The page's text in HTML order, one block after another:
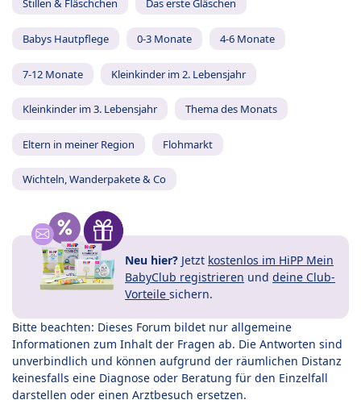
Stillen & Fläschchen Das erste Gläschen
Babys Hautpflege 0-3 Monate 4-6 Monate
7-12 Monate Kleinkinder im 2. Lebensjahr
Kleinkinder im 3. Lebensjahr Thema des Monats
Eltern in meiner Region Flohmarkt
Wichteln, Wanderpakete & Co
Neu hier? Jetzt kostenlos im HiPP Mein
BabyClub registrieren und deine Club-
Vorteile sichern.
Bitte beachten: Dieses Forum bildet nur allgemeine
Informationen zum Inhalt der Fragen ab. Die Antworten sind
unverbindlich und können aufgrund der räumlichen Distanz
keinesfalls eine Diagnose oder Beratung für den Einzelfall
darstellen oder einen Arztbesuch ersetzen.